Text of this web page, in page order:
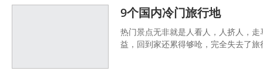
9个国内冷门旅行地
热门景点无非就是人看人，人挤人，
益，回到家还累得够呛，完全失去了